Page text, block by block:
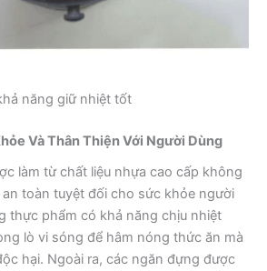
năng giữ nhiệt tốt
Và Thân Thiện Với Người Dùng
làm từ chất liệu nhựa cao cấp không
an toàn tuyệt đối cho sức khỏe người
thực phẩm có khả năng chịu nhiệt
lò vi sóng để hâm nóng thức ăn mà
hại. Ngoài ra, các ngăn đựng được